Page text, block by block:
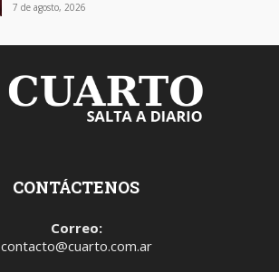
7 de agosto, 2026
CONTÁCTENOS
Correo:
contacto@cuarto.com.ar